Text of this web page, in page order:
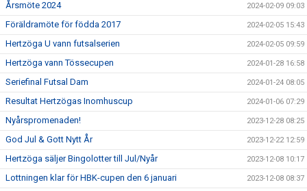
Årsmöte 2024 2024-02-09 09:03
Föräldramöte för födda 2017 2024-02-05 15:43
Hertzöga U vann futsalserien 2024-02-05 09:59
Hertzöga vann Tössecupen 2024-01-28 16:58
Seriefinal Futsal Dam 2024-01-24 08:05
Resultat Hertzögas Inomhuscup 2024-01-06 07:29
Nyårspromenaden! 2023-12-28 08:25
God Jul & Gott Nytt År 2023-12-22 12:59
Hertzöga säljer Bingolotter till Jul/Nyår 2023-12-08 10:17
Lottningen klar för HBK-cupen den 6 januari 2023-12-08 08:37